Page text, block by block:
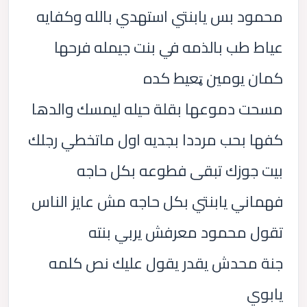
محمود بس يابنتي استهدي بالله وكفايه
عياط طب بالذمه في بنت جيمله فرحها
كمان يومين ټعيط كده
مسحت دموعها بقلة حيله ليمسك والدها
كفها بحب مرددا بجديه اول ماتخطي رجلك
بيت جوزك تبقى فطوعه بكل حاجه
فهماني يابنتي بكل حاجه مش عايز الناس
تقول محمود معرفش يربي بنته
جنة محدش يقدر يقول عليك نص كلمه
يابوي